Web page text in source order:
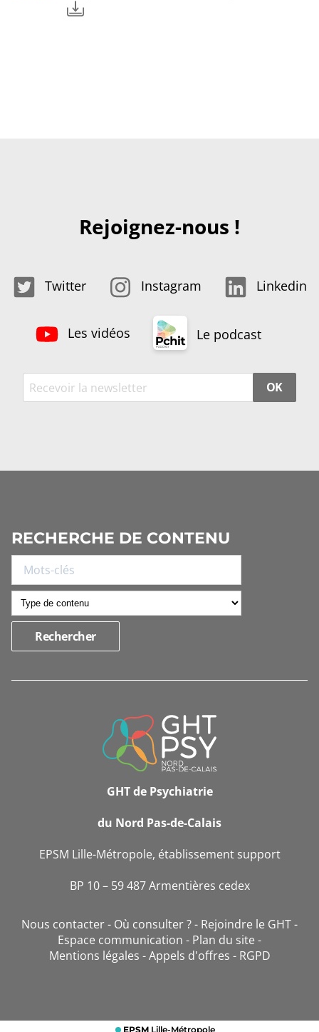
EPSM Lille-Métropole
Rejoignez-nous !
Twitter Instagram Linkedin
Les vidéos Le podcast
OK
RECHERCHE DE CONTENU
INFORMATIONS
GHT de Psychiatrie
du Nord Pas-de-Calais
EPSM Lille-Métropole, établissement support
BP 10 – 59 487 Armentières cedex
Nous contacter Où consulter ?
Rejoindre le GHT
Espace communication
Plan du site
Mentions légales
Appels d'offres RGPD